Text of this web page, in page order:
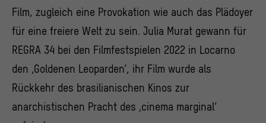
Film, zugleich eine Provokation wie auch das Plädoyer
für eine freiere Welt zu sein. Julia Murat gewann für
REGRA 34 bei den Filmfestspielen 2022 in Locarno
den ‚Goldenen Leoparden‘, ihr Film wurde als
Rückkehr des brasilianischen Kinos zur
anarchistischen Pracht des ‚cinema marginal‘